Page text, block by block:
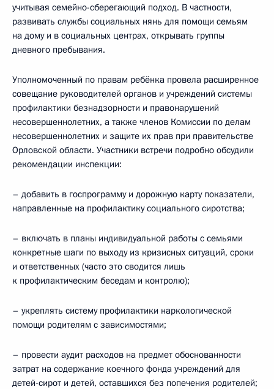
учитывая семейно-сберегающий подход. В частности,
развивать службы социальных нянь для помощи семьям
на дому и в социальных центрах, открывать группы
дневного пребывания.
Уполномоченный по правам ребёнка провела расширенное
совещание руководителей органов и учреждений системы
профилактики безнадзорности и правонарушений
несовершеннолетних, а также членов Комиссии по делам
несовершеннолетних и защите их прав при правительстве
Орловской области. Участники встречи подробно обсудили
рекомендации инспекции:
– добавить в госпрограмму и дорожную карту показатели,
направленные на профилактику социального сиротства;
– включать в планы индивидуальной работы с семьями
конкретные шаги по выходу из кризисных ситуаций, сроки
и ответственных (часто это сводится лишь
к профилактическим беседам и контролю);
– укреплять систему профилактики наркологической
помощи родителям с зависимостями;
– провести аудит расходов на предмет обоснованности
затрат на содержание коечного фонда учреждений для
детей-сирот и детей, оставшихся без попечения родителей;